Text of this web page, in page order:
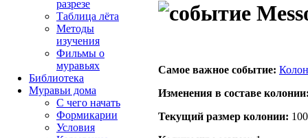
Самое важное событие:
Изменения в составе
Текущий размер кoлонии: 100
разрезе
Таблица лёта
Методы
изучения
Фильмы о
муравьях
Библиотека
Муравьи дома
С чего начать
Формикарии
Условия